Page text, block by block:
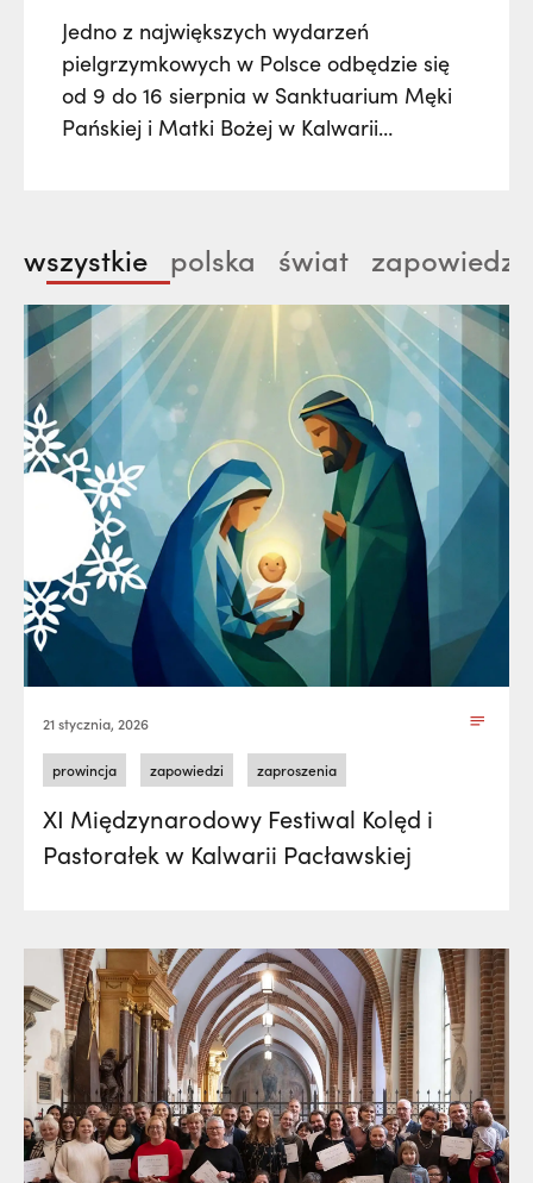
Jedno z największych wydarzeń
pielgrzymkowych w Polsce odbędzie się
od 9 do 16 sierpnia w Sanktuarium Męki
Pańskiej i Matki Bożej w Kalwarii
procesjach, tradycyjnych dróżkach,
uroczystych liturgiach oraz wydarzeniach
muzycznych. Kulminacją będzie
uroczystość Wniebowzięcia Najświętszej
Maryi Panny 15 sierpnia.…
wszystkie polska świat zapowiedzi
21 stycznia, 2026
prowincja zapowiedzi zaproszenia
XI Międzynarodowy Festiwal Kolęd i
Pastorałek w Kalwarii Pacławskiej